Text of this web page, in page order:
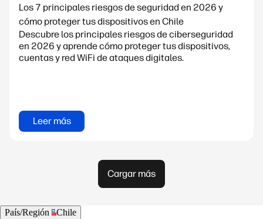
Los 7 principales riesgos de seguridad en 2026 y
cómo proteger tus dispositivos en Chile
Descubre los principales riesgos de ciberseguridad
en 2026 y aprende cómo proteger tus dispositivos,
cuentas y red WiFi de ataques digitales.
Leer más
Cargar más
País/Región
Chile